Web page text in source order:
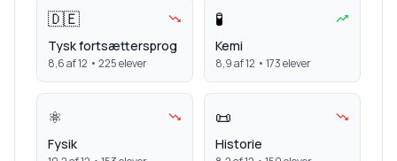
🇩🇪
Tysk fortsættersprog
8,6af 12 • 225elever
🧪
Kemi
8,9af 12 • 173elever
⚛️
Fysik
📜
Historie